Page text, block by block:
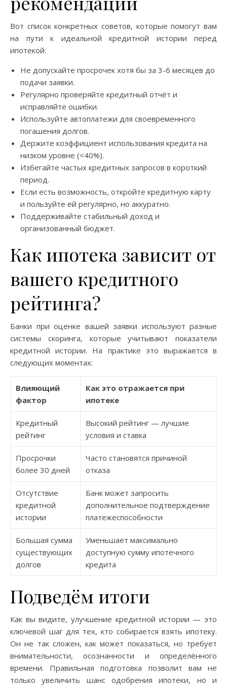
Вот список конкретных советов, которые помогут вам
на пути к идеальной кредитной истории перед
ипотекой:
Не допускайте просрочек хотя бы за 3-6 месяцев до
подачи заявки.
Регулярно проверяйте кредитный отчёт и
исправляйте ошибки.
Используйте автоплатежи для своевременного
погашения долгов.
Держите коэффициент использования кредита на
низком уровне (<40%).
Избегайте частых кредитных запросов в короткий
период.
Если есть возможность, откройте кредитную карту
и пользуйте ей регулярно, но аккуратно.
Поддерживайте стабильный доход и
организованный бюджет.
Как ипотека зависит от
вашего кредитного
рейтинга?
Банки при оценке вашей заявки используют разные
системы скоринга, которые учитывают показатели
кредитной истории. На практике это выражается в
следующих моментах:
Влияющий
фактор
Как это отражается при
ипотеке
Кредитный
рейтинг
Высокий рейтинг — лучшие
условия и ставка
Просрочки
более 30 дней
Часто становятся причиной
отказа
Отсутствие
кредитной
истории
Банк может запросить
дополнительное подтверждение
платежеспособности
Большая сумма
существующих
долгов
Уменьшает максимально
доступную сумму ипотечного
кредита
Подведём итоги
Как вы видите, улучшение кредитной истории — это
ключевой шаг для тех, кто собирается взять ипотеку.
Он не так сложен, как может показаться, но требует
внимательности, осознанности и определённого
времени. Правильная подготовка позволит вам не
только увеличить шанс одобрения ипотеки, но и